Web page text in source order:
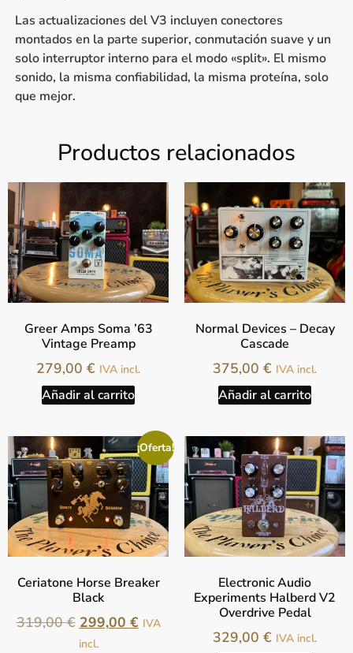
Las actualizaciones del V3 incluyen conectores
montados en la parte superior, conmutación suave y un
solo interruptor interno para el modo «split». El mismo
sonido, la misma confiabilidad, la misma proteína, solo
que mejor.
Productos relacionados
Greer Amps Soma ’63
Vintage Preamp
279,00 € IVA incl.
Añadir al carrito
Normal Devices – Decay
Cascade
375,00 € IVA incl.
Añadir al carrito
¡Oferta!
Ceriatone Horse Breaker
Black
319,00€ 299,00 € IVA
incl.
Electronic Audio
Experiments Halberd V2
Overdrive Pedal
329,00 € IVA incl.